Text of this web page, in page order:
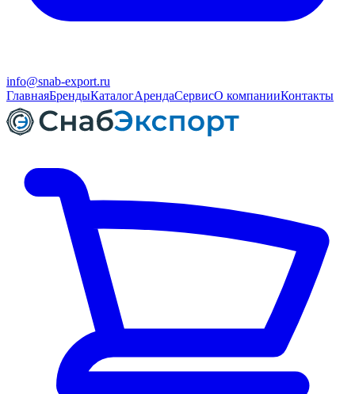
info@snab-export.ru
ГлавнаяБрендыКаталогАрендаСервисО компанииКонтакты